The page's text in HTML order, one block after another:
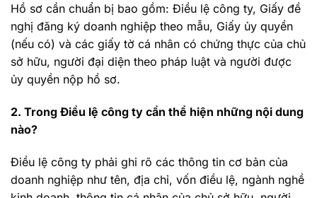
Hồ sơ cần chuẩn bị bao gồm: Điều lệ công ty, Giấy đề
nghị đăng ký doanh nghiệp theo mẫu, Giấy ủy quyền
(nếu có) và các giấy tờ cá nhân có chứng thực của chủ
sở hữu, người đại diện theo pháp luật và người được
ủy quyền nộp hồ sơ.
2. Trong Điều lệ công ty cần thể hiện những nội dung
nào?
Điều lệ công ty phải ghi rõ các thông tin cơ bản của
doanh nghiệp như tên, địa chỉ, vốn điều lệ, ngành nghề